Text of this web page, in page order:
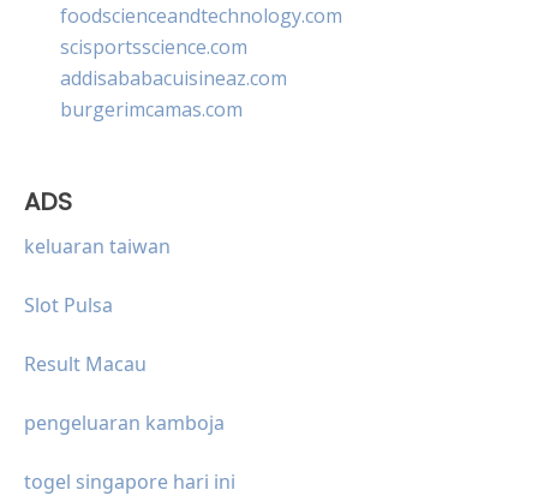
foodscienceandtechnology.com
scisportsscience.com
addisababacuisineaz.com
burgerimcamas.com
ADS
keluaran taiwan
Slot Pulsa
Result Macau
pengeluaran kamboja
togel singapore hari ini